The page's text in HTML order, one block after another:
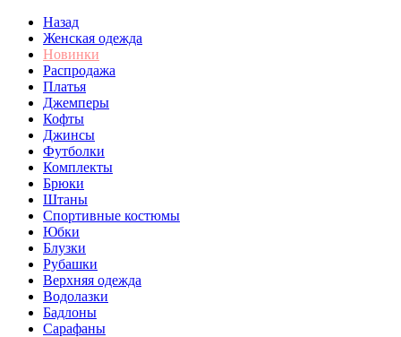
Назад
Женская одежда
Новинки
Распродажа
Платья
Джемперы
Кофты
Джинсы
Футболки
Комплекты
Брюки
Штаны
Спортивные костюмы
Юбки
Блузки
Рубашки
Верхняя одежда
Водолазки
Бадлоны
Сарафаны